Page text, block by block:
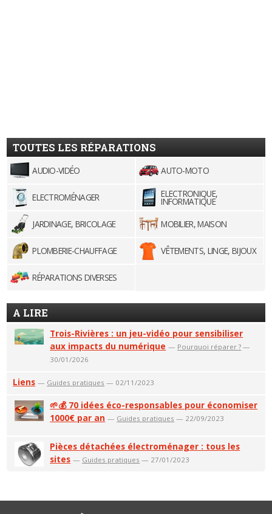
TOUTES LES RÉPARATIONS
AUDIO-VIDÉO AUTO-MOTO
ELECTROMÉNAGER ELECTRONIQUE,
INFORMATIQUE
JARDINAGE, BRICOLAGE
MOBILIER, MAISON
PLOMBERIE-CHAUFFAGE VÊTEMENTS, LINGE, BIJOUX
RÉPARATIONS DIVERSES
A LIRE
Trois-Rivières : un jeu-vidéo pour sensibiliser
aux impacts du numérique — Pourquoi réparer ? —
30/01/2026
Liens — Guides pratiques — 02/11/2023
🌱💰 70 idées éco-responsables pour économiser
1000€ par an — Guides pratiques — 22/09/2023
Pièces détachées électroménager : tous les
sites — Guides pratiques — 27/01/2023